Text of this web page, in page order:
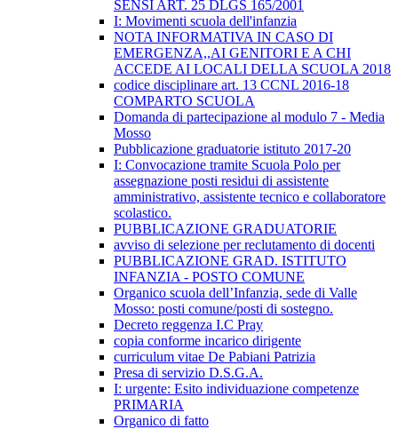
SENSI ART. 25 DLGS 165/2001
I: Movimenti scuola dell'infanzia
NOTA INFORMATIVA IN CASO DI
EMERGENZA,,AI GENITORI E A CHI
ACCEDE AI LOCALI DELLA SCUOLA 2018
codice disciplinare art. 13 CCNL 2016-18
COMPARTO SCUOLA
Domanda di partecipazione al modulo 7 - Media
Mosso
Pubblicazione graduatorie istituto 2017-20
I: Convocazione tramite Scuola Polo per
assegnazione posti residui di assistente
amministrativo, assistente tecnico e collaboratore
scolastico.
PUBBLICAZIONE GRADUATORIE
avviso di selezione per reclutamento di docenti
PUBBLICAZIONE GRAD. ISTITUTO
INFANZIA - POSTO COMUNE
Organico scuola dell’Infanzia, sede di Valle
Mosso: posti comune/posti di sostegno.
Decreto reggenza I.C Pray
copia conforme incarico dirigente
curriculum vitae De Pabiani Patrizia
Presa di servizio D.S.G.A.
I: urgente: Esito individuazione competenze
PRIMARIA
Organico di fatto